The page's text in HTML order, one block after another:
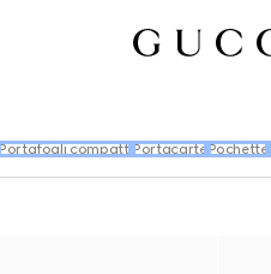
Portafogli compatti Portacarte Pochette